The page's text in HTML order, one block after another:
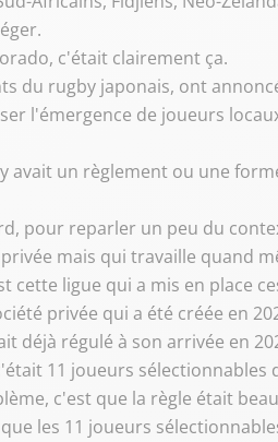
c'était clairement ça.
du rugby japonais, ont
l'émergence de joueurs
y avait un règlement ou une
pour reparler un peu du
mais qui travaille quand
cette ligue qui a mis en place
privée qui a été créée en
déjà régulé à son arrivée en
11 joueurs
c'est que la règle était
les 11 joueurs